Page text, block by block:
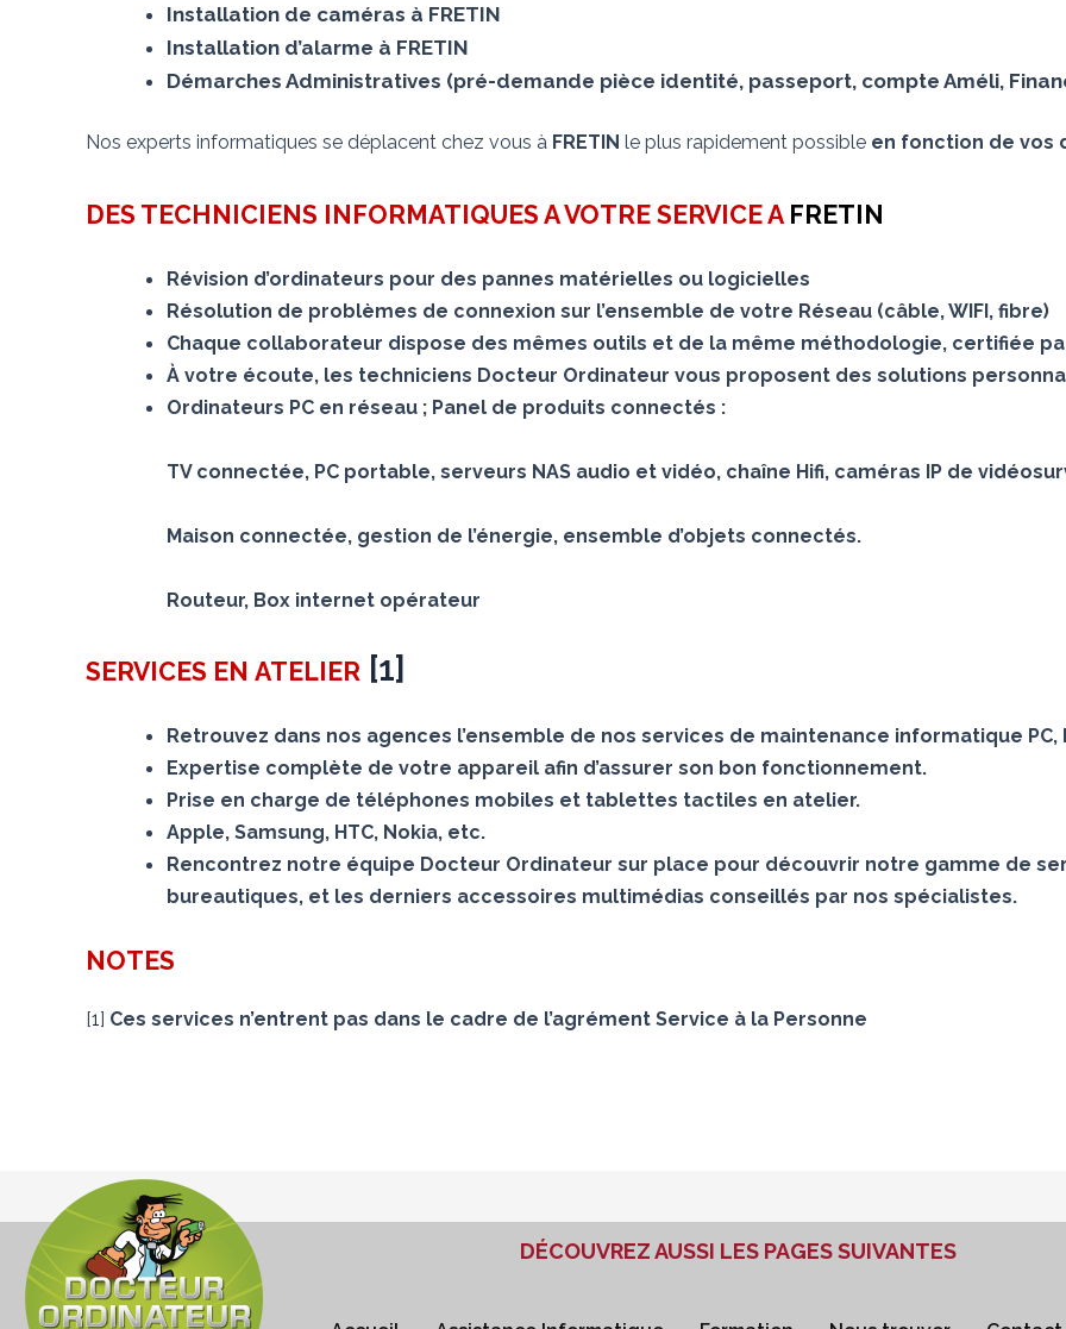
Installation de caméras à FRETIN
Installation d’alarme à FRETIN
Démarches Administratives (pré-demande pièce identité, passeport, compte Améli,
Nos experts informatiques se déplacent chez vous à FRETIN le plus rapidement possible en fonction de vos
DES TECHNICIENS INFORMATIQUES A VOTRE SERVICE A FRETIN
Révision d’ordinateurs pour des pannes matérielles ou logicielles
Résolution de problèmes de connexion sur l’ensemble de votre Réseau (câble, WIFI, fibre)
Chaque collaborateur dispose des mêmes outils et de la même méthodologie, certifiée
À votre écoute, les techniciens Docteur Ordinateur vous proposent des solutions
Ordinateurs PC en réseau ; Panel de produits connectés :
TV connectée, PC portable, serveurs NAS audio et vidéo, chaîne Hifi, caméras IP de
Maison connectée, gestion de l’énergie, ensemble d’objets connectés.
Routeur, Box internet opérateur
SERVICES EN ATELIER [1]
Retrouvez dans nos agences l’ensemble de nos services de maintenance informatique PC,
Expertise complète de votre appareil afin d’assurer son bon fonctionnement.
Prise en charge de téléphones mobiles et tablettes tactiles en atelier.
Apple, Samsung, HTC, Nokia, etc.
Rencontrez notre équipe Docteur Ordinateur sur place pour découvrir notre gamme de
bureautiques, et les derniers accessoires multimédias conseillés par nos spécialistes.
NOTES
[1] Ces services n’entrent pas dans le cadre de l’agrément Service à la Personne
DÉCOUVREZ AUSSI LES PAGES SUIVANTES